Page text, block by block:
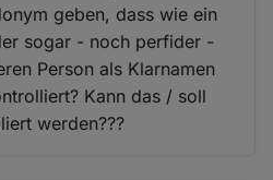
geben, dass wie ein
sogar - noch perfider -
Person als Klarnamen
Kann das / soll
werden???